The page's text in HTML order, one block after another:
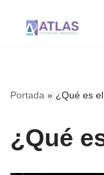
Saltar
Portada » ¿Qué es
¿Qué